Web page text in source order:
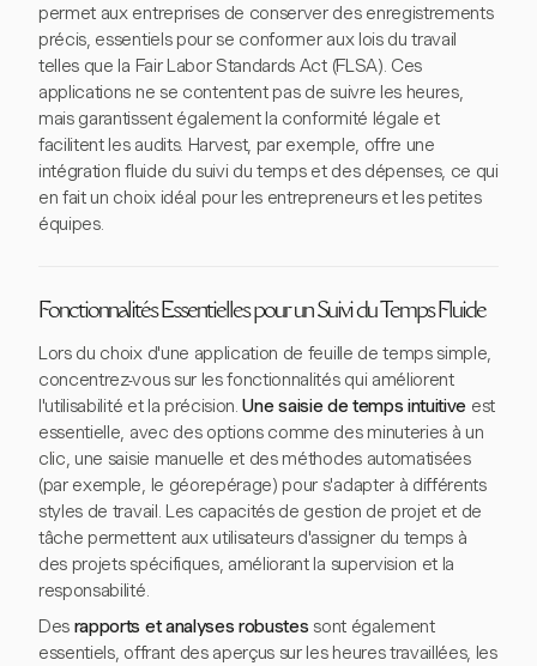
permet aux entreprises de conserver des enregistrements
précis, essentiels pour se conformer aux lois du travail
telles que la Fair Labor Standards Act (FLSA). Ces
applications ne se contentent pas de suivre les heures,
mais garantissent également la conformité légale et
facilitent les audits. Harvest, par exemple, offre une
intégration fluide du suivi du temps et des dépenses, ce qui
en fait un choix idéal pour les entrepreneurs et les petites
équipes.
Fonctionnalités Essentielles pour un Suivi du Temps Fluide
Lors du choix d'une application de feuille de temps simple,
concentrez-vous sur les fonctionnalités qui améliorent
l'utilisabilité et la précision.Une saisie de temps intuitive est
essentielle, avec des options comme des minuteries à un
clic, une saisie manuelle et des méthodes automatisées
(par exemple, le géorepérage) pour s'adapter à différents
styles de travail. Les capacités de gestion de projet et de
tâche permettent aux utilisateurs d'assigner du temps à
des projets spécifiques, améliorant la supervision et la
responsabilité.
Des rapports et analyses robustes sont également
essentiels, offrant des aperçus sur les heures travaillées, les